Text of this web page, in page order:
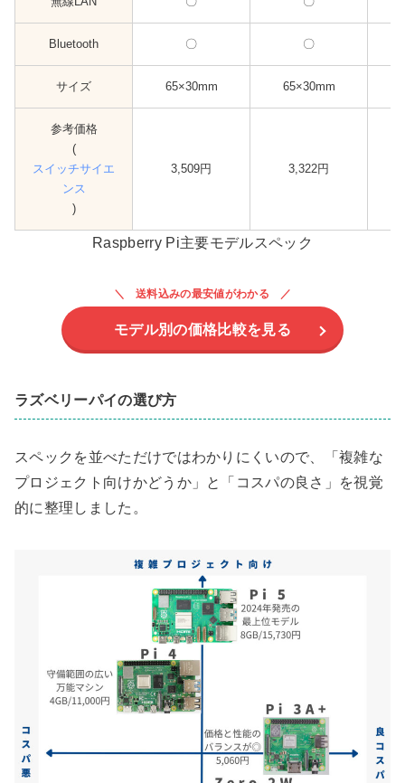
Bluetooth 〇 〇
サイズ 65×30mm 65×30mm
参考価格
(
スイッチサイエ
ンス
)
3,509円 3,322円
Raspberry Pi主要モデルスペック
送料込みの最安値がわかる
モデル別の価格比較を見る
ラズベリーパイの選び方
スペックを並べただけではわかりにくいので、「複雑な
プロジェクト向けかどうか」と「コスパの良さ」を視覚
的に整理しました。